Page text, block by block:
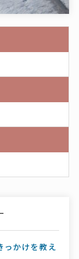
っかけを教え